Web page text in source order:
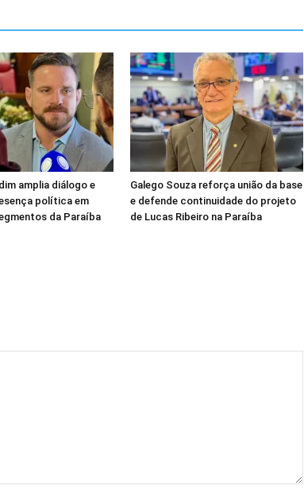
amplia diálogo e
política em
da Paraíba
Galego Souza reforça união da base
e defende continuidade do projeto
de Lucas Ribeiro na Paraíba